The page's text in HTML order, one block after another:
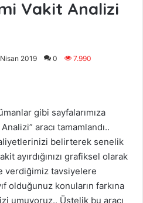
Vakit Analizi
2019 0 7.990
gibi sayfalarımıza
aracı tamamlandı..
belirterek senelik
ayırdığınızı grafiksel olarak
verdiğimiz tavsiyelere
olduğunuz konuların farkına
umuyoruz.. Üstelik bu aracı